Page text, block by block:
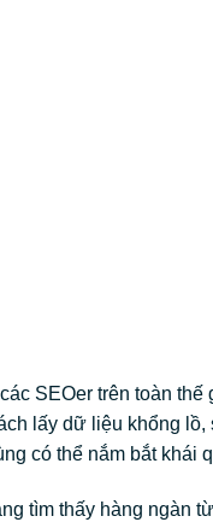
SEOer trên toàn
lấy dữ liệu khổng
có thể nắm bắt khái
tìm thấy hàng ngàn